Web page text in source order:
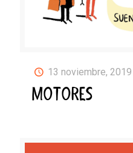
13 noviembre, 2019
MOTORES